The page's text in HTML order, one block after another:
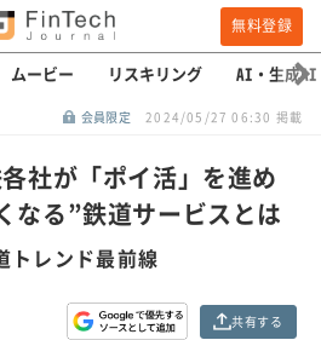
無料登録
ムービー リスキリング AI・生成AI
会員限定 2024/05/27 06:30 掲載
社が「ポイ活」を進め
なる”鉄道サービスとは
トレンド最前線
共有する